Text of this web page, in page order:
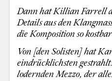
Dann hat Killian Farrell
Details aus den
die Komposition so
Von [den Solisten] hat
eindrücklichsten
lodernden Mezzo, der